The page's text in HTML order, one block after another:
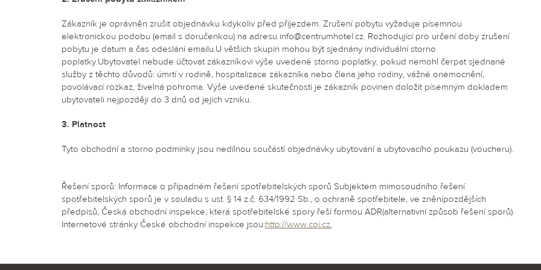
Zákazník je oprávněn zrušit objednávku kdykoliv před příjezdem. Zrušení pobytu vyžaduje písemnou
elektronickou podobu (email s doručenkou) na adresu info@centrumhotel.cz. Rozhodující pro určení doby zrušení
pobytu je datum a čas odeslání emailu.U větších skupin mohou být sjednány individuální storno
poplatky.Ubytovatel nebude účtovat zákazníkovi výše uvedené storno poplatky, pokud nemohl čerpat sjednané
služby z těchto důvodů: úmrtí v rodině, hospitalizace zákazníka nebo člena jeho rodiny, vážné onemocnění,
povolávací rozkaz, živelná pohroma. Výše uvedené skutečnosti je zákazník povinen doložit písemným dokladem
ubytovateli nejpozději do 3 dnů od jejich vzniku.
3. Platnost
Tyto obchodní a storno podmínky jsou nedílnou součástí objednávky ubytování a ubytovacího poukazu (voucheru).
Řešení sporů: Informace o případném řešení spotřebitelských sporů Subjektem mimosoudního řešení
spotřebitelských sporů je v souladu s ust. § 14 z.č. 634/1992 Sb., o ochraně spotřebitele, ve zněnípozdějších
předpisů, Česká obchodní inspekce, která spotřebitelské spory řeší formou ADR(alternativní způsob řešení sporů).
Internetové stránky České obchodní inspekce jsou:http://www.coi.cz.